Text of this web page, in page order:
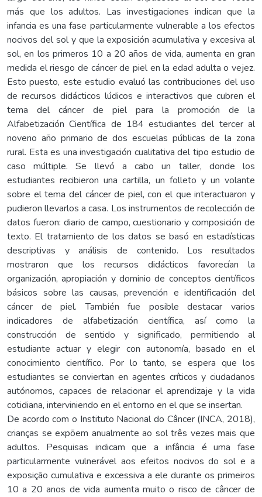
más que los adultos. Las investigaciones indican que la
infancia es una fase particularmente vulnerable a los efectos
nocivos del sol y que la exposición acumulativa y excesiva al
sol, en los primeros 10 a 20 años de vida, aumenta en gran
medida el riesgo de cáncer de piel en la edad adulta o vejez.
Esto puesto, este estudio evaluó las contribuciones del uso
de recursos didácticos lúdicos e interactivos que cubren el
tema del cáncer de piel para la promoción de la
Alfabetización Científica de 184 estudiantes del tercer al
noveno año primario de dos escuelas públicas de la zona
rural. Esta es una investigación cualitativa del tipo estudio de
caso múltiple. Se llevó a cabo un taller, donde los
estudiantes recibieron una cartilla, un folleto y un volante
sobre el tema del cáncer de piel, con el que interactuaron y
pudieron llevarlos a casa. Los instrumentos de recolección de
datos fueron: diario de campo, cuestionario y composición de
texto. El tratamiento de los datos se basó en estadísticas
descriptivas y análisis de contenido. Los resultados
mostraron que los recursos didácticos favorecían la
organización, apropiación y dominio de conceptos científicos
básicos sobre las causas, prevención e identificación del
cáncer de piel. También fue posible destacar varios
indicadores de alfabetización científica, así como la
construcción de sentido y significado, permitiendo al
estudiante actuar y elegir con autonomía, basado en el
conocimiento científico. Por lo tanto, se espera que los
estudiantes se conviertan en agentes críticos y ciudadanos
autónomos, capaces de relacionar el aprendizaje y la vida
cotidiana, interviniendo en el entorno en el que se insertan.
De acordo com o Instituto Nacional do Câncer (INCA, 2018),
crianças se expõem anualmente ao sol três vezes mais que
adultos. Pesquisas indicam que a infância é uma fase
particularmente vulnerável aos efeitos nocivos do sol e a
exposição cumulativa e excessiva a ele durante os primeiros
10 a 20 anos de vida aumenta muito o risco de câncer de